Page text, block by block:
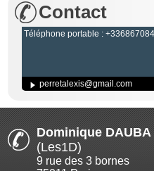
Contact
Téléphone portable :
perretalexis@gmail.com
Dominique DAUBA
(Les1D)
9 rue des 3 bornes